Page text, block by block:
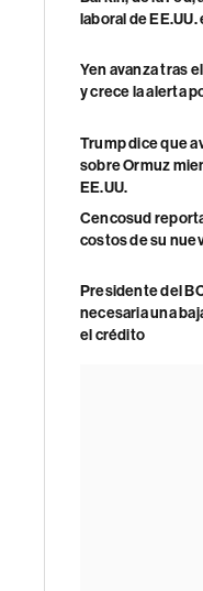
laboral de
Yen avanza tras
y crece la alerta
Trump dice que
sobre Ormuz
EE.UU.
Cencosud
costos de su
Presidente del
necesaria una
el crédito